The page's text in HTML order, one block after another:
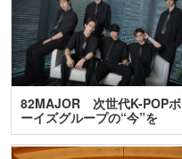
82MAJOR 次世代K-POPボ
ーイズグループの“今”を
訊…